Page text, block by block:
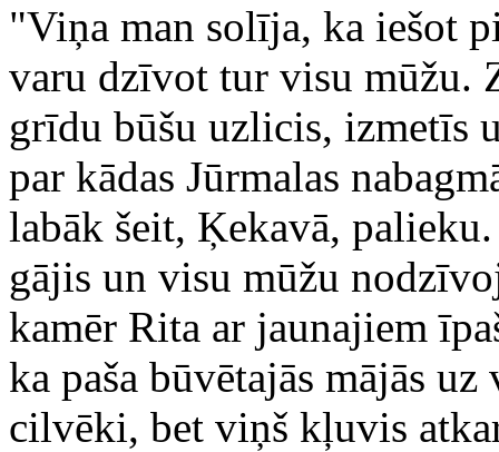
"Viņa man solīja, ka iešot
varu dzīvot tur visu mūžu.
grīdu būšu uzlicis, izmetīs
par kādas Jūrmalas
labāk šeit, Ķekavā,
gājis un visu mūžu
kamēr Rita ar jaunajiem
ka paša būvētajās mājās
cilvēki, bet viņš kļuvis